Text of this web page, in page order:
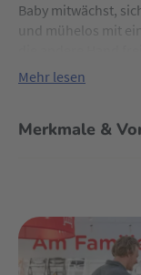
Baby mitwächst,
und mühelos mit
perfektionieren, die
Wie du es von
du außerdem
beibehalten. Joolz
eingebaut, damit
Mehr lesen
Merkmale &